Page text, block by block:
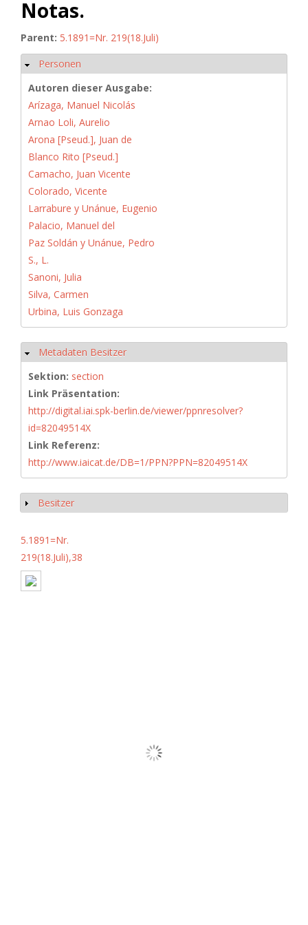
Notas.
Parent: 5.1891=Nr. 219(18.Juli)
Ausblenden
Personen
Autoren dieser Ausgabe:
Arízaga, Manuel Nicolás
Arnao Loli, Aurelio
Arona [Pseud.], Juan de
Blanco Rito [Pseud.]
Camacho, Juan Vicente
Colorado, Vicente
Larrabure y Unánue, Eugenio
Palacio, Manuel del
Paz Soldán y Unánue, Pedro
S., L.
Sanoni, Julia
Silva, Carmen
Urbina, Luis Gonzaga
Ausblenden
Metadaten Besitzer
Sektion: section
Link Präsentation:
http://digital.iai.spk-berlin.de/viewer/ppnresolver?
id=82049514X
Link Referenz:
http://www.iaicat.de/DB=1/PPN?PPN=82049514X
Anzeigen
Besitzer
5.1891=Nr.
219(18.Juli),38